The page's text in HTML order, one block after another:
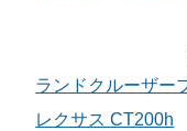
ランドクルーザー
レクサス CT200h